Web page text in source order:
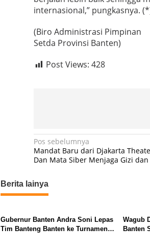
internasional,” pungkasnya.
(Biro Administrasi Pimpinan
Setda Provinsi Banten)
Post Views: 428
N
a
i
a
s
Pos sebelumnya
Mandat Baru dari Djakarta
Dan Mata Siber Menjaga Gizi dan
Berita lainya
Gubernur Banten Andra Soni Lepas
Tim Banteng Banten ke Turnamen
Wagub
Banten